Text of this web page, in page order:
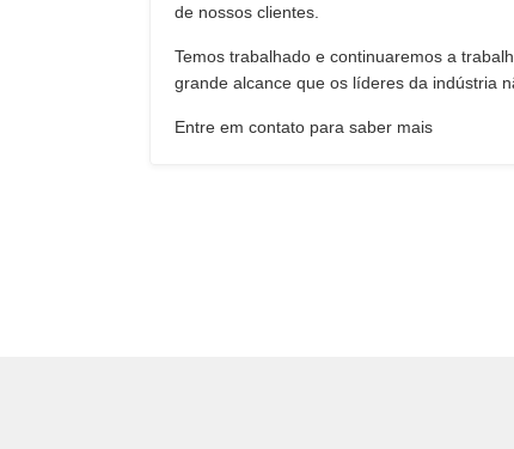
de nossos clientes.
Temos trabalhado e continuaremos a
grande alcance que os líderes da indústria
Entre em contato para saber mais